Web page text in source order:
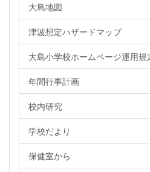
大島地図
津波想定ハザードマップ
大島小学校ホームページ運用規
年間行事計画
校内研究
学校だより
保健室から